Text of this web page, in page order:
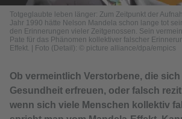
Totgeglaubte leben länger: Zum Zeitpunkt der
Jahr 1990 hätte Nelson Mandela schon lange tot
den Erinnerungen vieler Zeitgenossen. Sein
Pate für das Phänomen kollektiver falscher
Effekt.
Foto (Detail): © picture alliance/dpa/empics
Ob vermeintlich Verstorbene, die
Gesundheit erfreuen, oder falsch
wenn sich viele Menschen kollektiv